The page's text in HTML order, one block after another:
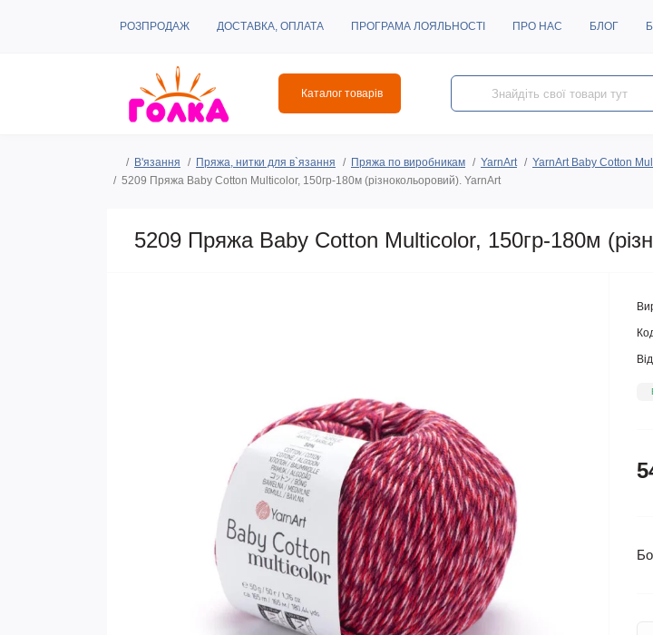
РОЗПРОДАЖ ДОСТАВКА, ОПЛАТА ПРОГРАМА ЛОЯЛЬНОСТІ ПРО НАС БЛОГ
Каталог товарів
В'язання Пряжа, нитки для в`язання Пряжа по виробникам YarnArt
YarnArt Baby Cotton
5209 Пряжа Baby Cotton Multicolor, 150гр-180м (різнокольоровий). YarnArt
5209 Пряжа Baby Cotton Multicolor, 150гр-180м